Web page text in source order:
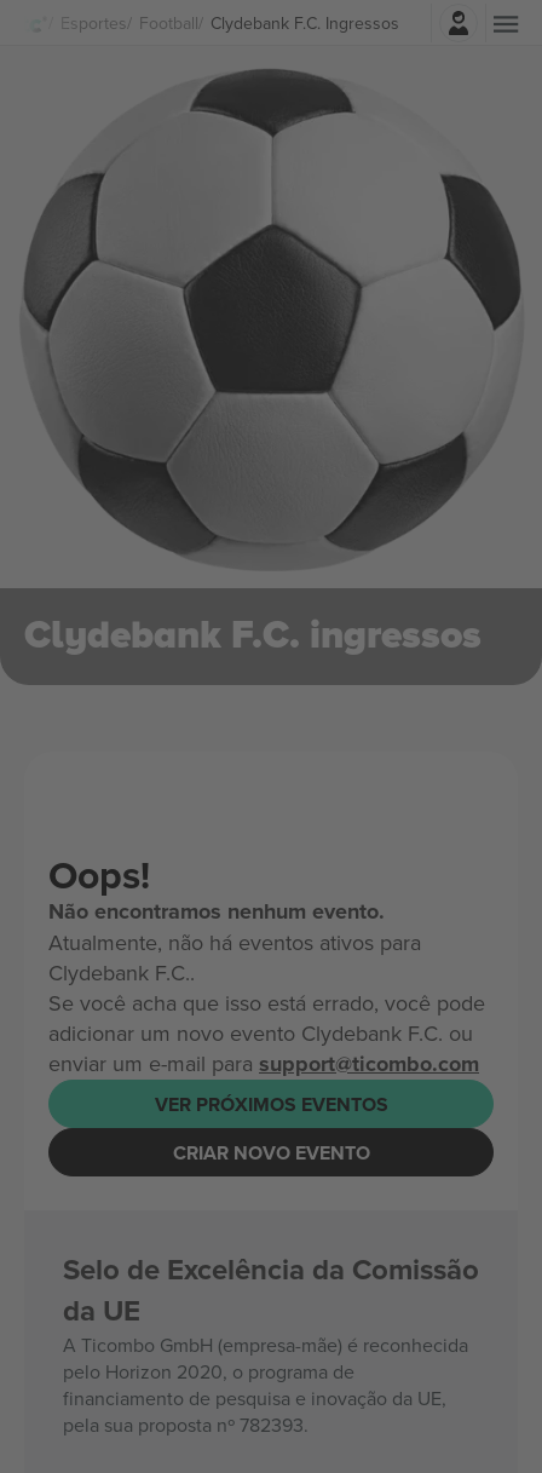
Esportes Football Clydebank F.C. Ingressos
Entrar
Clydebank F.C. ingressos
Oops!
Não encontramos nenhum evento.
Atualmente, não há eventos ativos para
Clydebank F.C..
Se você acha que isso está errado, você pode
adicionar um novo evento Clydebank F.C. ou
enviar um e-mail para support@ticombo.com
VER PRÓXIMOS EVENTOS
CRIAR NOVO EVENTO
Selo de Excelência da Comissão
da UE
A Ticombo GmbH (empresa-mãe) é reconhecida
pelo Horizon 2020, o programa de
financiamento de pesquisa e inovação da UE,
pela sua proposta nº 782393.